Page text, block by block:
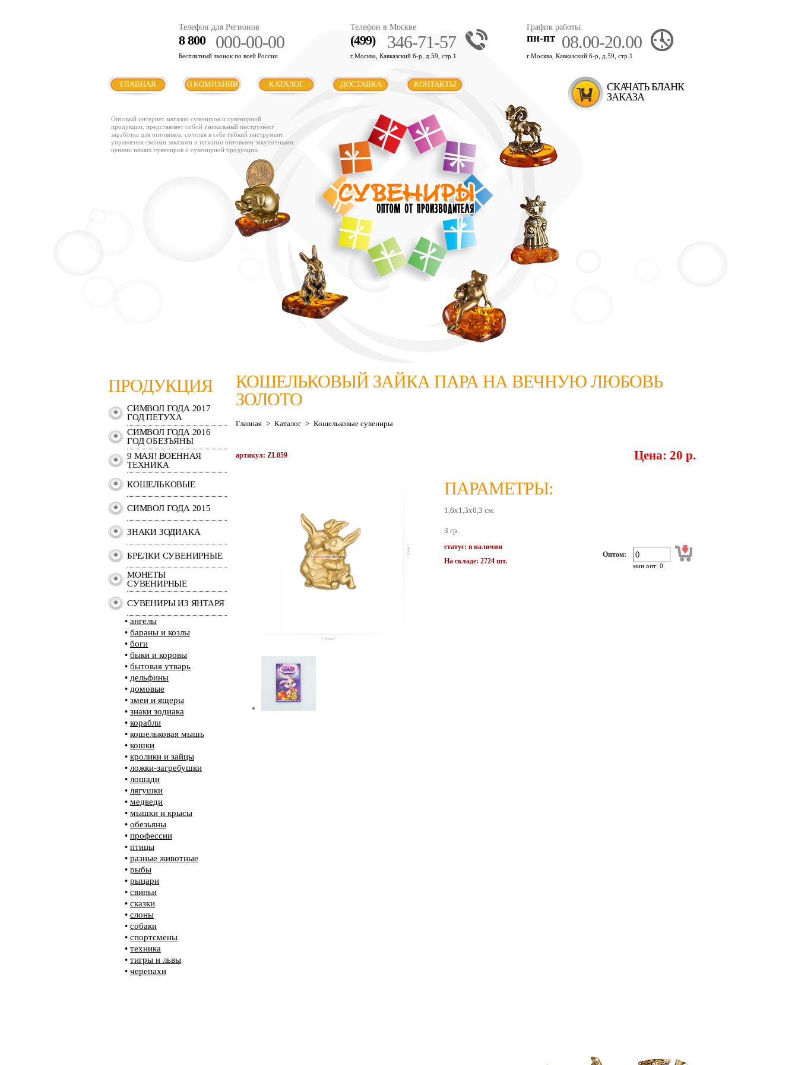
Телефон для Регионов
8 800 000-00-00
Бесплатный звонок по всей России
Телефон в Москве
(499) 346-71-57
г.Москва, Кавказский б-р, д.59, стр.1
График работы:
пн-пт 08.00-20.00
г.Москва, Кавказский б-р, д.59, стр.1
ГЛАВНАЯ О КОМПАНИИ КАТАЛОГ ДОСТАВКА КОНТАКТЫ
СКАЧАТЬ БЛАНК
ЗАКАЗА
Оптовый интернет магазин сувениров и сувенирной
продукции, представляет собой уникальный инструмент
заработка для оптовиков, сочетая в себе гибкий инструмент
управления своими заказами и низкими оптовыми закупочными
ценами наших сувениров и сувенирной продукции.
ПРОДУКЦИЯ
СИМВОЛ ГОДА 2017
ГОД ПЕТУХА
СИМВОЛ ГОДА 2016
ГОД ОБЕЗЪЯНЫ
9 МАЯ! ВОЕННАЯ
ТЕХНИКА
КОШЕЛЬКОВЫЕ
СИМВОЛ ГОДА 2015
ЗНАКИ ЗОДИАКА
БРЕЛКИ СУВЕНИРНЫЕ
МОНЕТЫ
СУВЕНИРНЫЕ
СУВЕНИРЫ ИЗ ЯНТАРЯ
• ангелы
• бараны и козлы
• боги
• быки и коровы
• бытовая утварь
• дельфины
• домовые
• змеи и ящеры
• знаки зодиака
• корабли
• кошельковая мышь
• кошки
• кролики и зайцы
• ложки-загребушки
• лошади
• лягушки
• медведи
• мышки и крысы
• обезьяны
• профессии
• птицы
• разные животные
• рыбы
• рыцари
• свиньи
• сказки
• слоны
• собаки
• спортсмены
• техника
• тигры и львы
• черепахи
КОШЕЛЬКОВЫЙ ЗАЙКА ПАРА НА ВЕЧНУЮ ЛЮБОВЬ
ЗОЛОТО
Главная > Каталог > Кошельковые сувениры
артикул: ZL059 Цена: 20 p.
ПАРАМЕТРЫ:
1,6х1,3х0,3 см.
3 гр.
статус: в наличии
На складе: 2724 шт.
Оптом:
мин.опт: 0